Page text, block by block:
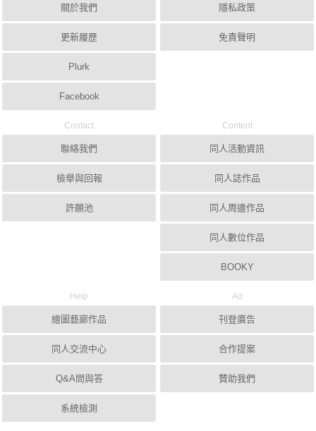
關於我們
更新履歷
Plurk
Facebook
隱私政策
免責聲明
Contact
聯絡我們
檢舉與回報
許願池
Content
同人活動資訊
同人誌作品
同人周邊作品
同人數位作品
BOOKY
Help
繪圖藝廊作品
同人交流中心
Q&A問與答
系統檢測
Ad
刊登廣告
合作提案
贊助我們